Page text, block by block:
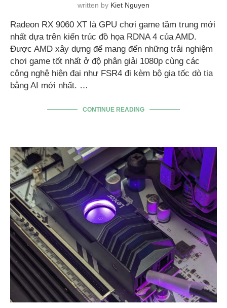
written by Kiet Nguyen
Radeon RX 9060 XT là GPU chơi game tầm trung mới
nhất dựa trên kiến trúc đồ họa RDNA 4 của AMD.
Được AMD xây dựng để mang đến những trải nghiệm
chơi game tốt nhất ở độ phân giải 1080p cùng các
công nghệ hiện đại như FSR4 đi kèm bộ gia tốc dò tia
bằng AI mới nhất. …
CONTINUE READING